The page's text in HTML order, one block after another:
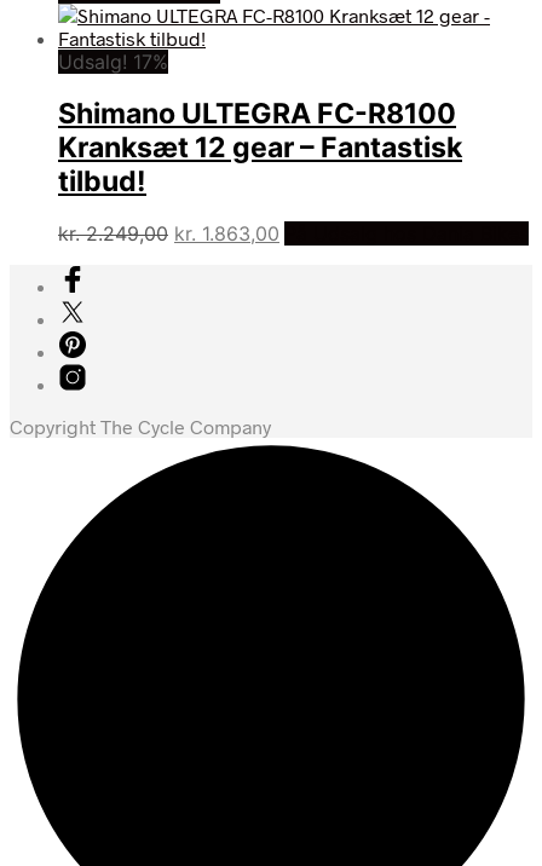
pris
var:
kr. 1.159,00.
pris
Udsalg! 17%
Shimano ULTEGRA FC-R8100
Kranksæt 12 gear – Fantastisk
tilbud!
kr.2.249,00 Den
kr. 1.863,00
Copyright The Cycle Company